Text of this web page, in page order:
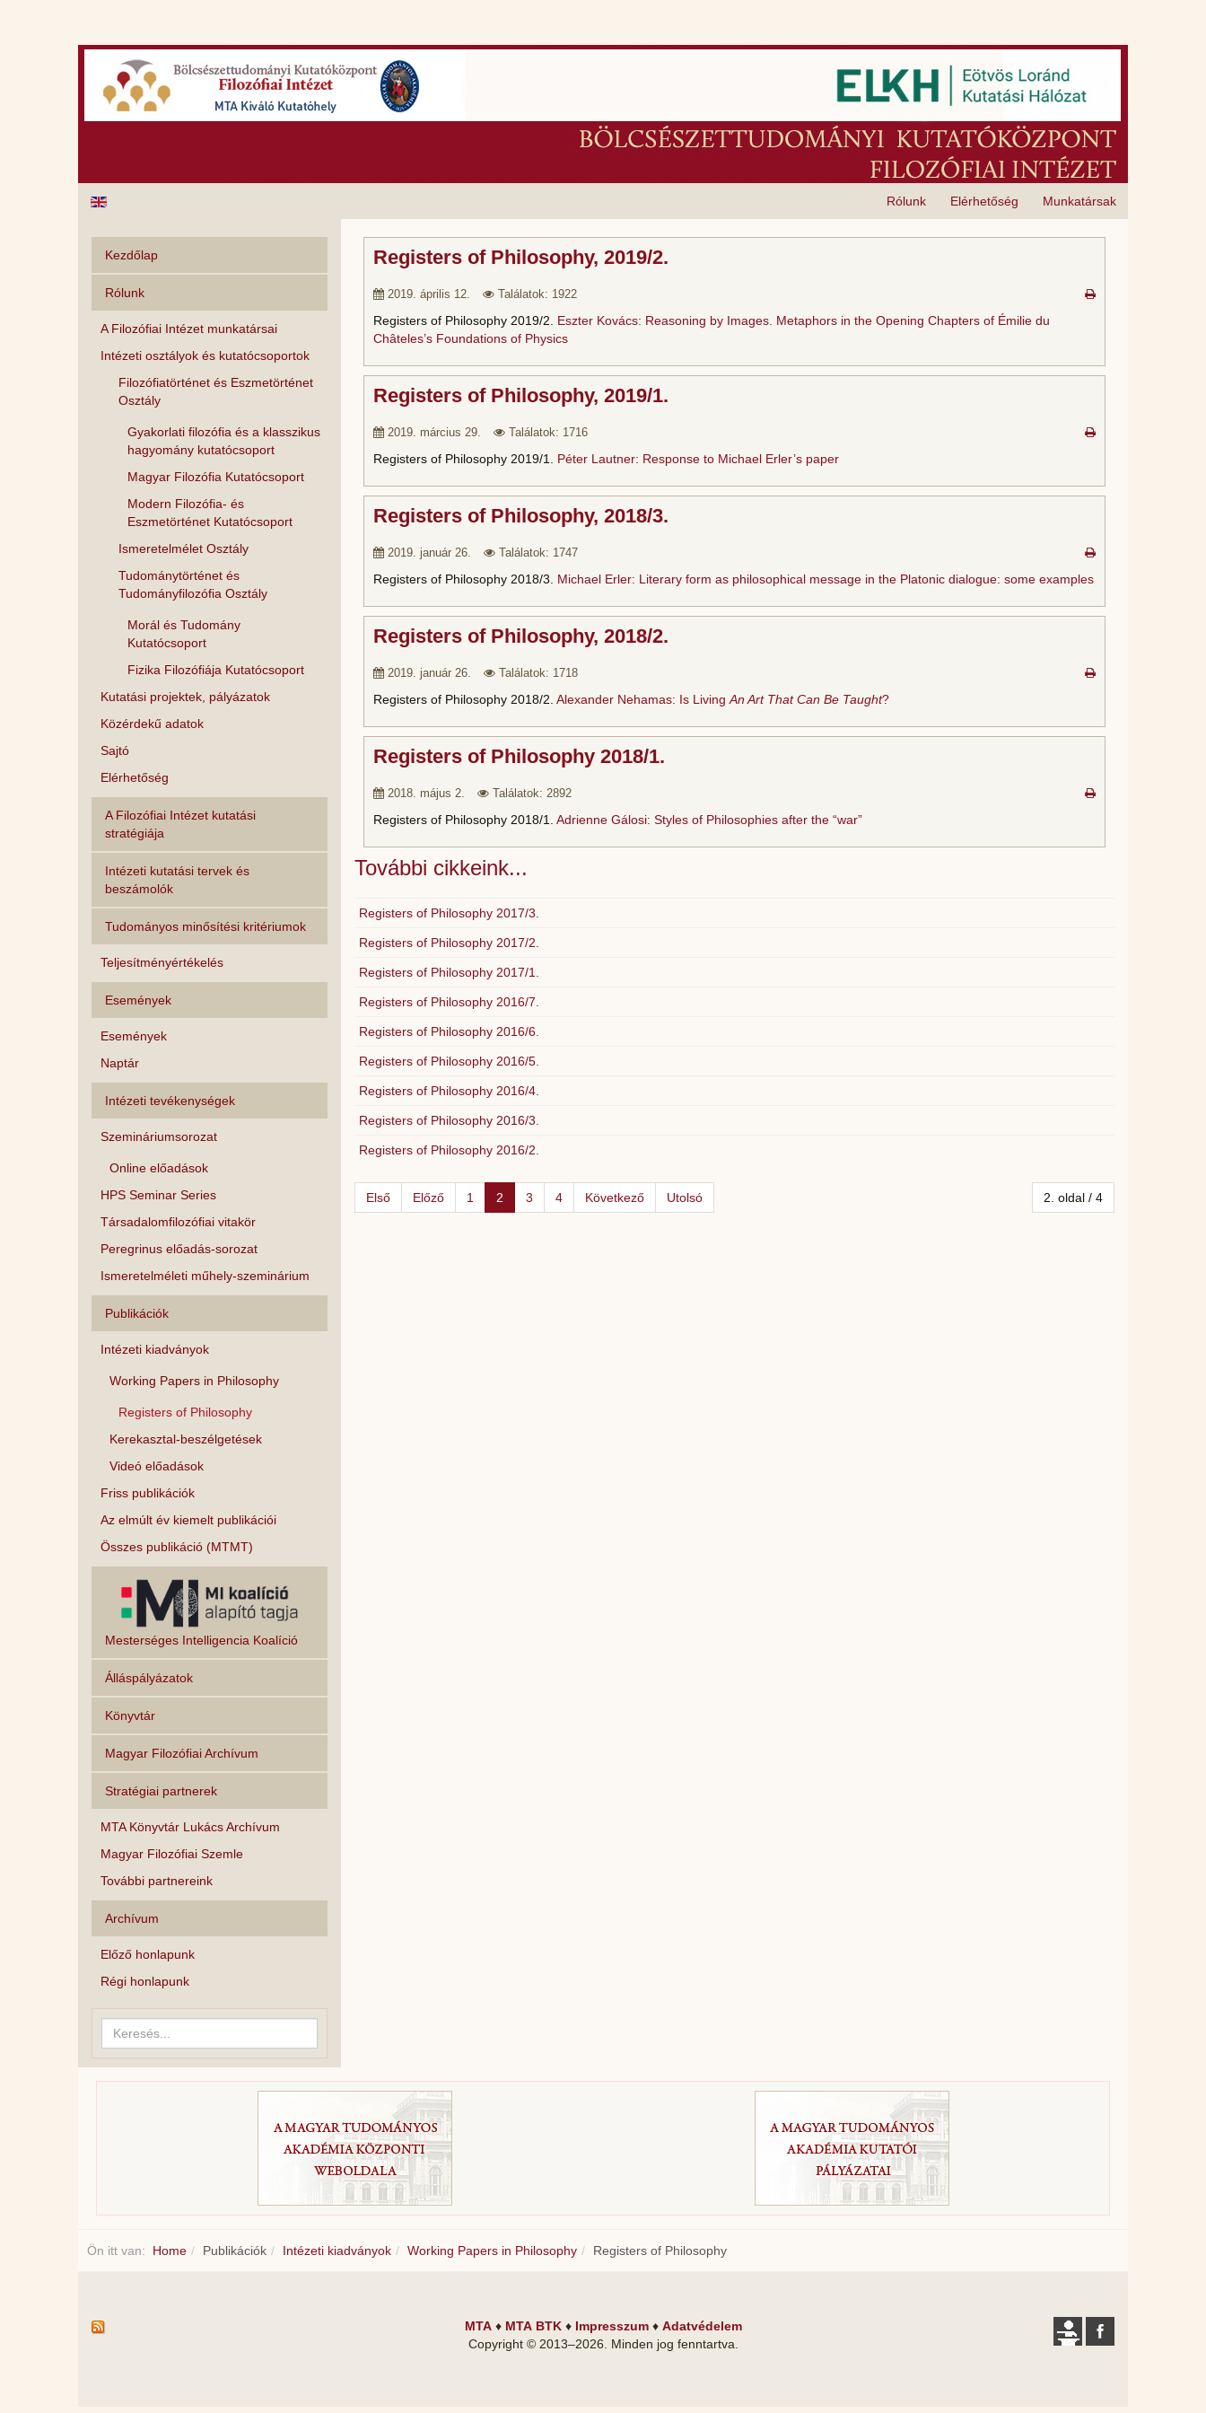
Munkatársak
Elérhetőség
Rólunk
Registers of Philosophy, 2019/2.
2019. április 12. Találatok: 1922
Registers of Philosophy 2019/2. Eszter Kovács: Reasoning by Images. Metaphors in the Opening Chapters of Émilie du
Châteles’s Foundations of Physics
Registers of Philosophy, 2019/1.
2019. március 29. Találatok: 1716
Registers of Philosophy 2019/1. Péter Lautner: Response to Michael Erler’s paper
Registers of Philosophy, 2018/3.
2019. január 26. Találatok: 1747
Registers of Philosophy 2018/3. Michael Erler: Literary form as philosophical message in the Platonic dialogue: some examples
Registers of Philosophy, 2018/2.
2019. január 26. Találatok: 1718
Registers of Philosophy 2018/2. Alexander Nehamas: Is Living An Art That Can Be Taught?
Registers of Philosophy 2018/1.
2018. május 2. Találatok: 2892
Registers of Philosophy 2018/1. Adrienne Gálosi: Styles of Philosophies after the “war”
További cikkeink...
Registers of Philosophy 2017/3.
Registers of Philosophy 2017/2.
Registers of Philosophy 2017/1.
Registers of Philosophy 2016/7.
Registers of Philosophy 2016/6.
Registers of Philosophy 2016/5.
Registers of Philosophy 2016/4.
Registers of Philosophy 2016/3.
Registers of Philosophy 2016/2.
2. oldal / 4
Első Előző 1 2 3 4 Következő Utolsó
Kezdőlap
Rólunk
A Filozófiai Intézet munkatársai
Intézeti osztályok és kutatócsoportok
Filozófiatörténet és Eszmetörténet
Osztály
Gyakorlati filozófia és a klasszikus
hagyomány kutatócsoport
Magyar Filozófia Kutatócsoport
Modern Filozófia- és
Eszmetörténet Kutatócsoport
Ismeretelmélet Osztály
Tudománytörténet és
Tudományfilozófia Osztály
Morál és Tudomány
Kutatócsoport
Fizika Filozófiája Kutatócsoport
Kutatási projektek, pályázatok
Közérdekű adatok
Sajtó
Elérhetőség
A Filozófiai Intézet kutatási
stratégiája
Intézeti kutatási tervek és
beszámolók
Tudományos minősítési kritériumok
Teljesítményértékelés
Események
Események
Naptár
Intézeti tevékenységek
Szemináriumsorozat
Online előadások
HPS Seminar Series
Társadalomfilozófiai vitakör
Peregrinus előadás-sorozat
Ismeretelméleti műhely-szeminárium
Publikációk
Intézeti kiadványok
Working Papers in Philosophy
Registers of Philosophy
Kerekasztal-beszélgetések
Videó előadások
Friss publikációk
Az elmúlt év kiemelt publikációi
Összes publikáció (MTMT)
Mesterséges Intelligencia Koalíció
Álláspályázatok
Könyvtár
Magyar Filozófiai Archívum
Stratégiai partnerek
MTA Könyvtár Lukács Archívum
Magyar Filozófiai Szemle
További partnereink
Archívum
Előző honlapunk
Régi honlapunk
Keresés...
Ön itt van: Home Publikációk Intézeti kiadványok Working Papers in Philosophy Registers of Philosophy
MTA♦ MTA BTK♦ Impresszum♦ Adatvédelem
Copyright © 2013–2026 . Minden jog fenntartva.